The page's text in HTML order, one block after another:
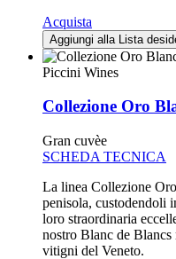
Acquista
Aggiungi alla Lista
Piccini Wines
Collezione Oro
Gran cuvèe
SCHEDA TECNICA
La linea Collezione
penisola, custodendoli
loro straordinaria
nostro Blanc de
vitigni del Veneto.